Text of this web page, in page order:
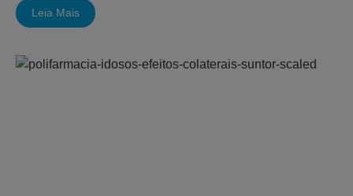
Leia Mais